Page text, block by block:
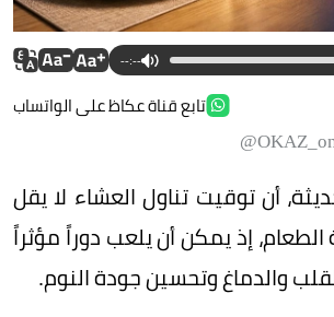
--:--
تابع قناة عكاظ على الواتساب
أن توقيت تناول العشاء لا يقل
إذ يمكن أن يلعب دوراً مؤثراً
والدماغ وتحسين جودة النوم.